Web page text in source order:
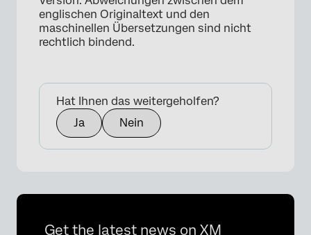
englischen Originaltext und den
maschinellen Übersetzungen sind nicht
rechtlich bindend.
Hat Ihnen das weitergeholfen?
Ja
Nein
Get the latest news on XM